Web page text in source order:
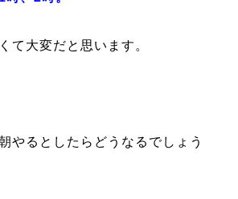
て大変だと思います。
やるとしたらどうなるでしょう